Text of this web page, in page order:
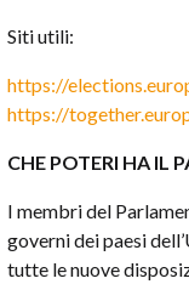
Siti utili:
https://
https://
CHE POTERI HA IL
I membri del
governi dei paesi
tutte le nuove